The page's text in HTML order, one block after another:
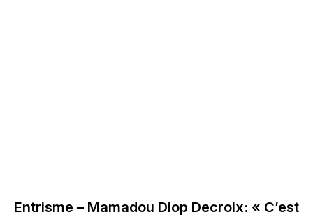
Entrisme – Mamadou Diop Decroix: « C’est